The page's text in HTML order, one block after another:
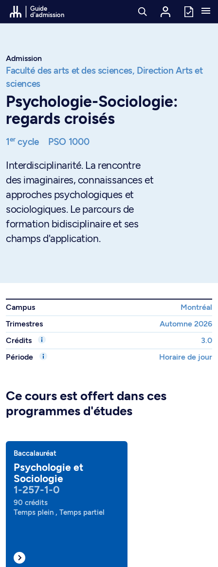
Passer au contenu
Guide
d'admission
Admission
Faculté des arts et des sciences, Direction Arts et
sciences
Psychologie-Sociologie:
regards croisés
1ercycle PSO 1000
Interdisciplinarité. La rencontre
des imaginaires, connaissances et
approches psychologiques et
sociologiques. Le parcours de
formation bidisciplinaire et ses
champs d'application.
Campus
Montréal
Trimestres
Automne 2026
Crédits
3.0
Période
Horaire de jour
Ce cours est offert dans ces
programmes d'études
Baccalauréat
Psychologie et
Sociologie
1-257-1-0
90 crédits
Temps plein , Temps partiel